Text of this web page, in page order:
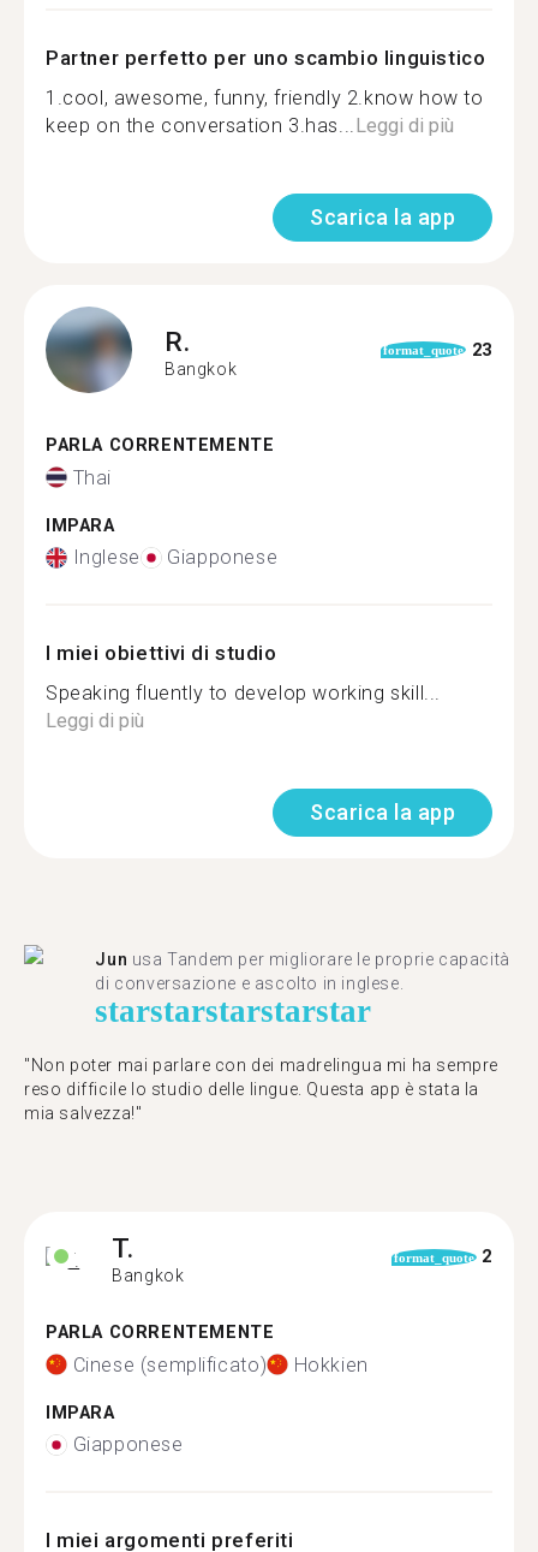
Partner perfetto per uno scambio linguistico
1.cool, awesome, funny, friendly 2.know how to
keep on the conversation 3.has...Leggi di più
Scarica la app
R.
Bangkok
format_quote 23
PARLA CORRENTEMENTE
Thai
IMPARA
Inglese Giapponese
I miei obiettivi di studio
Speaking fluently to develop working skill...
Leggi di più
Scarica la app
Jun usa Tandem per migliorare le proprie capacità
di conversazione e ascolto in inglese.
starstarstarstarstar
"Non poter mai parlare con dei madrelingua mi ha sempre
reso difficile lo studio delle lingue. Questa app è stata la
mia salvezza!"
T.
Bangkok
format_quote 2
PARLA CORRENTEMENTE
Cinese (semplificato) Hokkien
IMPARA
Giapponese
I miei argomenti preferiti